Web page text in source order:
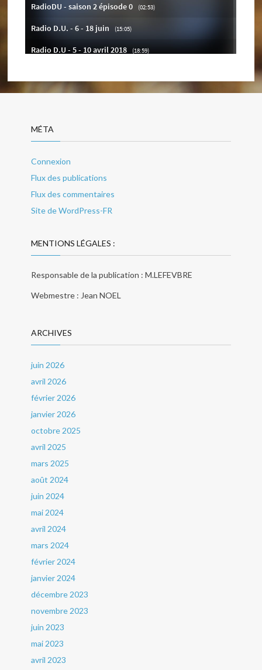
MÉTA
Connexion
Flux des publications
Flux des commentaires
Site de WordPress-FR
MENTIONS LÉGALES :
Responsable de la publication : M.LEFEVBRE
Webmestre : Jean NOEL
ARCHIVES
juin 2026
avril 2026
février 2026
janvier 2026
octobre 2025
avril 2025
mars 2025
août 2024
juin 2024
mai 2024
avril 2024
mars 2024
février 2024
janvier 2024
décembre 2023
novembre 2023
juin 2023
mai 2023
avril 2023